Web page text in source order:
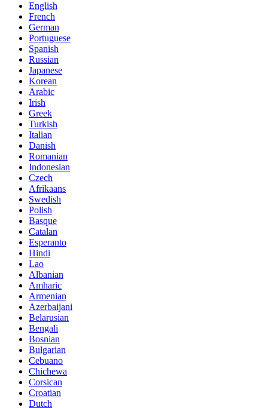
English
French
German
Portuguese
Spanish
Russian
Japanese
Korean
Arabic
Irish
Greek
Turkish
Italian
Danish
Romanian
Indonesian
Czech
Afrikaans
Swedish
Polish
Basque
Catalan
Esperanto
Hindi
Lao
Albanian
Amharic
Armenian
Azerbaijani
Belarusian
Bengali
Bosnian
Bulgarian
Cebuano
Chichewa
Corsican
Croatian
Dutch